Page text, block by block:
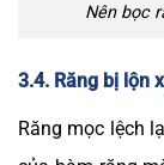
Nên bọc
3.4. Răng bị lộn
Răng mọc lệch